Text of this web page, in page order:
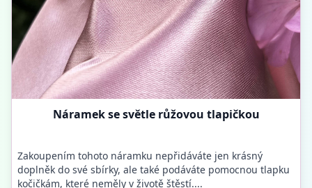
Náramek se světle růžovou tlapičkou
Zakoupením tohoto náramku nepřidáváte jen krásný
doplněk do své sbírky, ale také podáváte pomocnou tlapku
kočičkám, které neměly v životě štěstí....